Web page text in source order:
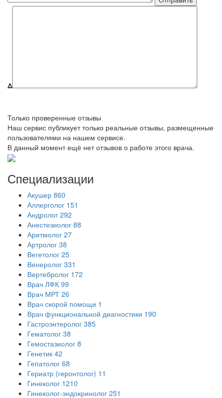
Δ
Только проверенные отзывы
Наш сервис публикует только реальные отзывы, размещенные
пользователями на нашем сервисе.
В данный момент ещё нет отзывов о работе этого врача.
Специализации
Акушер 860
Аллерголог 151
Андролог 292
Анестезиолог 88
Аритмолог 27
Артролог 38
Вегетолог 25
Венеролог 331
Вертебролог 172
Врач ЛФК 99
Врач МРТ 26
Врач скорой помощи 1
Врач функциональной диагностики 190
Гастроэнтеролог 385
Гематолог 38
Гемостазиолог 8
Генетик 42
Гепатолог 68
Гериатр (геронтолог) 11
Гинеколог 1210
Гинеколог-эндокринолог 251